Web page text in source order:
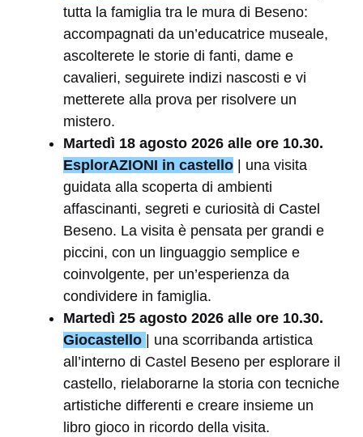
tutta la famiglia tra le mura di Beseno:
accompagnati da un’educatrice museale,
ascolterete le storie di fanti, dame e
cavalieri, seguirete indizi nascosti e vi
metterete alla prova per risolvere un
mistero.
Martedì 18 agosto 2026 alle ore 10.30.
EsplorAZIONI in castello | una visita
guidata alla scoperta di ambienti
affascinanti, segreti e curiosità di Castel
Beseno. La visita è pensata per grandi e
piccini, con un linguaggio semplice e
coinvolgente, per un’esperienza da
condividere in famiglia.
Martedì 25 agosto 2026 alle ore 10.30.
Giocastello
| una scorribanda artistica
all’interno di Castel Beseno per esplorare il
castello, rielaborarne la storia con tecniche
artistiche differenti e creare insieme un
libro gioco in ricordo della visita.